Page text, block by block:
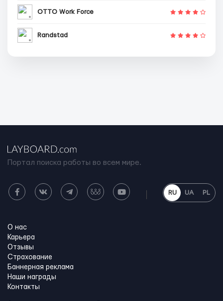
OTTO Work Force
Randstad
Портал поиска работы во всем мире.
RU UA PL
О нас
Карьера
Отзывы
Страхование
Баннерная реклама
Наши награды
Контакты